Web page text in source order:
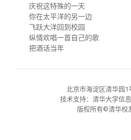
理事会名单
制度法规
联系我们
庆祝这特殊的一天
你在太平洋的另一边
飞跃大洋回到校园
纵情欢唱一首自己的歌
把酒话当年
北京市海淀区清华园1
技术支持：清华大学信
版权所有©清华校